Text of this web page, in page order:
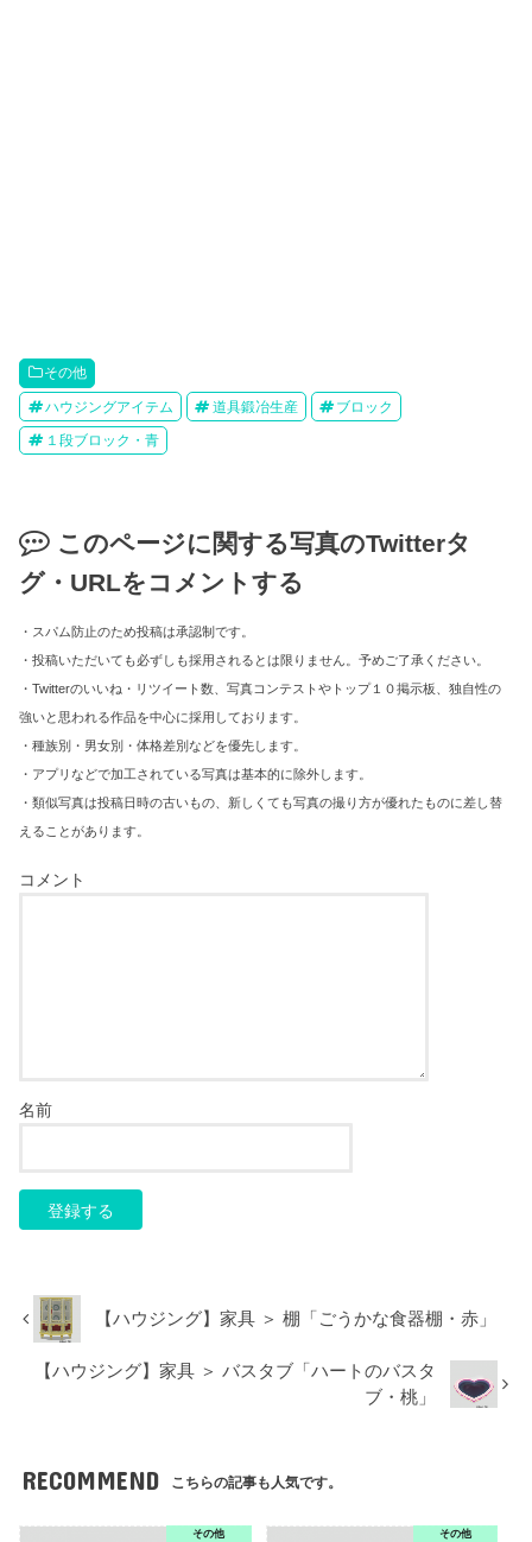
その他
ハウジングアイテム 道具鍛冶生産 ブロック
１段ブロック・青
このページに関する写真のTwitterタ
グ・URLをコメントする
・スパム防止のため投稿は承認制です。
・投稿いただいても必ずしも採用されるとは限りません。予めご了承ください。
・Twitterのいいね・リツイート数、写真コンテストやトップ１０掲示板、独自性の
強いと思われる作品を中心に採用しております。
・種族別・男女別・体格差別などを優先します。
・アプリなどで加工されている写真は基本的に除外します。
・類似写真は投稿日時の古いもの、新しくても写真の撮り方が優れたものに差し替
えることがあります。
コメント
名前
【ハウジング】家具 ＞ 棚「ごうかな食器棚・赤」
【ハウジング】家具 ＞ バスタブ「ハートのバスタ
ブ・桃」
RECOMMEND こちらの記事も人気です。
その他 その他